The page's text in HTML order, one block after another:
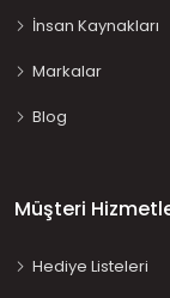
İnsan Kaynakları
Markalar
Blog
Müşteri
Hediye Listeleri